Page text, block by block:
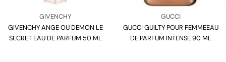
Venditore:
GIVENCHY
Tipo:
GIVENCHY ANGE OU DEMON LE
SECRET EAU DE PARFUM 50 ML
Venditore:
GUCCI
Tipo:
GUCCI GUILTY POUR FEMMEEAU
DE PARFUM INTENSE 90 ML